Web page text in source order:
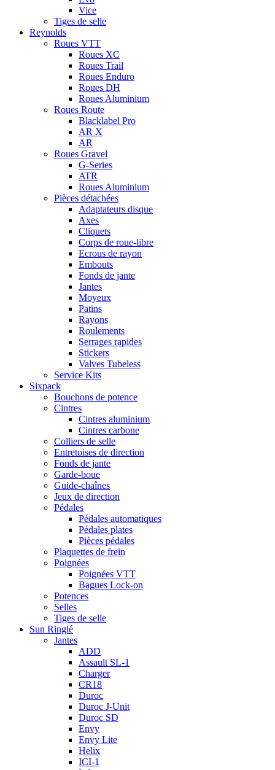
Vice
Tiges de selle
Reynolds
Roues VTT
Roues XC
Roues Trail
Roues Enduro
Roues DH
Roues Aluminium
Roues Route
Blacklabel Pro
AR X
AR
Roues Gravel
G-Series
ATR
Roues Aluminium
Pièces détachées
Adaptateurs disque
Axes
Cliquets
Corps de roue-libre
Ecrous de rayon
Embouts
Fonds de jante
Jantes
Moyeux
Patins
Rayons
Roulements
Serrages rapides
Stickers
Valves Tubeless
Service Kits
Sixpack
Bouchons de potence
Cintres
Cintres aluminium
Cintres carbone
Colliers de selle
Entretoises de direction
Fonds de jante
Garde-boue
Guide-chaînes
Jeux de direction
Pédales
Pédales automatiques
Pédales plates
Pièces pédales
Plaquettes de frein
Poignées
Poignées VTT
Bagues Lock-on
Potences
Selles
Tiges de selle
Sun Ringlé
Jantes
ADD
Assault SL-1
Charger
CR18
Duroc
Duroc J-Unit
Duroc SD
Envy
Envy Lite
Helix
ICI-1